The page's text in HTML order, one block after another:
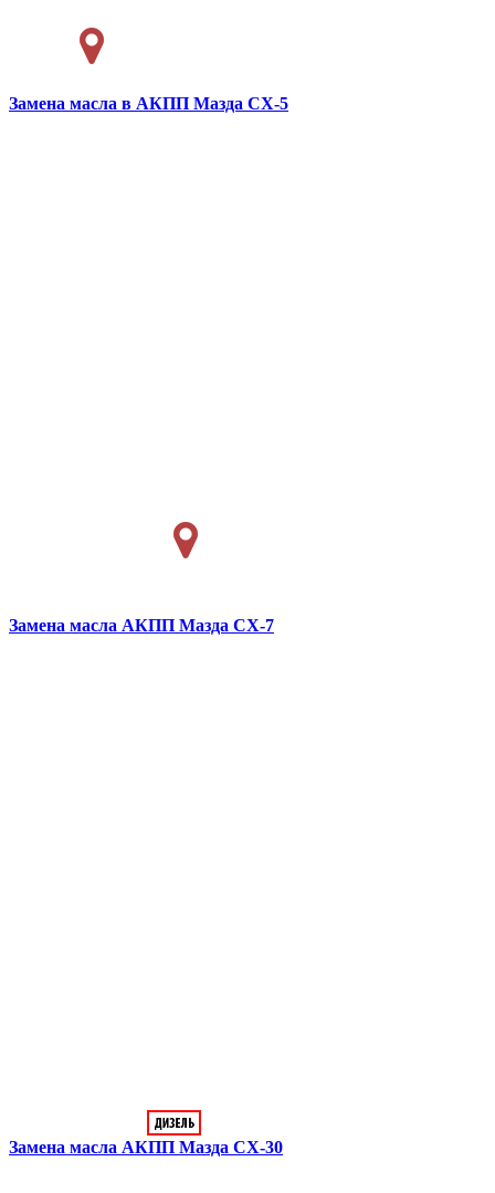
Замена масла в АКПП Мазда СХ-5
Замена масла АКПП Мазда CX-7
Замена масла АКПП Мазда CX-30